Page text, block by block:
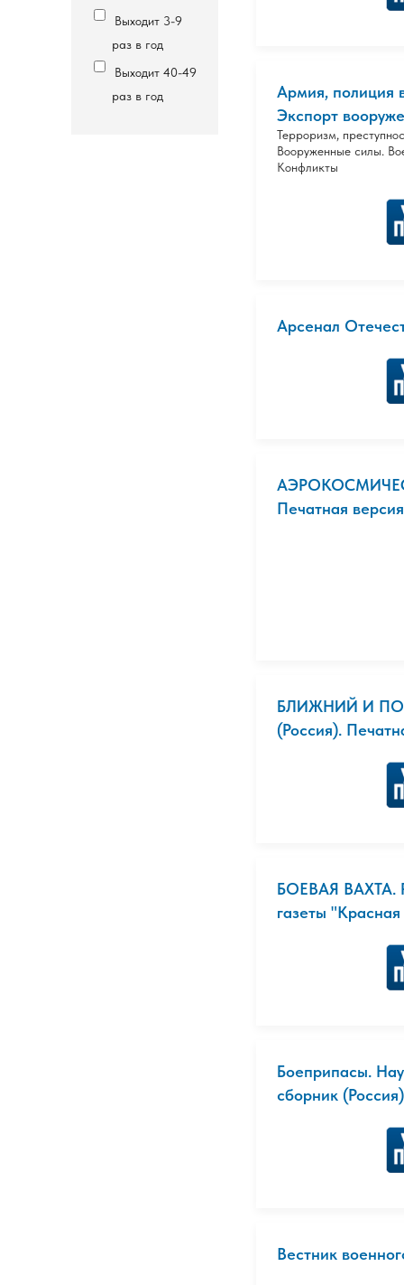
Выходит 3-9
раз в год
Выходит 40-49
раз в год
Армия, полиция
Экспорт
Терроризм,
Вооруженные силы.
Конфликты
Арсенал
Печатная версия
БЛИЖНИЙ И
(Россия).
БОЕВАЯ ВАХТА.
газеты "Красная
Боеприпасы.
сборник
Вестник